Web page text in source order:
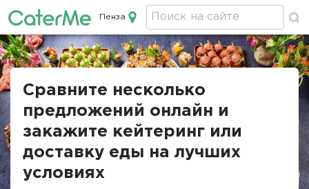
Кейтеринг в Пензе
Пенза
Сравните несколько
предложений онлайн и
закажите кейтеринг или
доставку еды на лучших
условиях